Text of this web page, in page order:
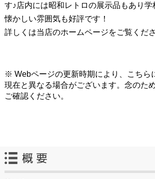
す♪店内には昭和レトロの展示品もあり
懐かしい雰囲気も好評です！
詳しくは当店のホームページをご覧くださ
※ Webページの更新時期により、こちら
現在と異なる場合がございます。念のた
ご確認ください。